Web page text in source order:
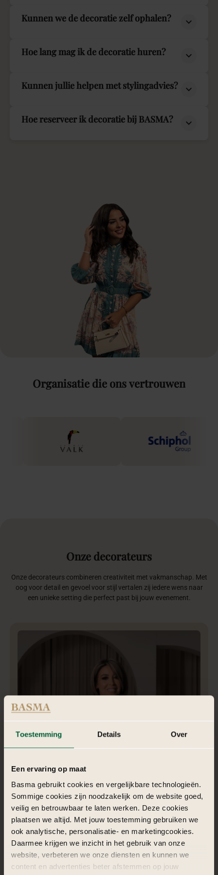
Toestemming Details Over
Een ervaring op maat
Basma gebruikt cookies en vergelijkbare technologieën.
Sommige cookies zijn noodzakelijk om de website goed,
veilig en betrouwbaar te laten werken. Deze cookies
plaatsen we altijd. Met jouw toestemming gebruiken we
ook analytische, personalisatie- en marketingcookies.
Daarmee krijgen we inzicht in het gebruik van onze
website, verbeteren we onze diensten en kunnen we
content en advertenties beter afstemmen op jouw
Kunnen we de decoratie zelf ophalen?
Hoe lang mag ik de decoratie huren?
Kunnen jullie helpen met stylingadvies?
Hoe reserveer ik decoratie bij BASMA?
Organisatie die onsvertrouwen
Onze decorateurs
Onze decorateurs combineren creativiteit met vakmanschap. Met
oog voor detail en gevoel voor stijl vertalen zij iedere wens naar
een unieke setting die perfect past bij jouw evenement.
Nadia | Styliste
Nadia is een krachtige Generation X powerwoman, gedreven,
eigenwijs en trouw aan haar motto: “doe het goede of doe
het niet”, altijd.